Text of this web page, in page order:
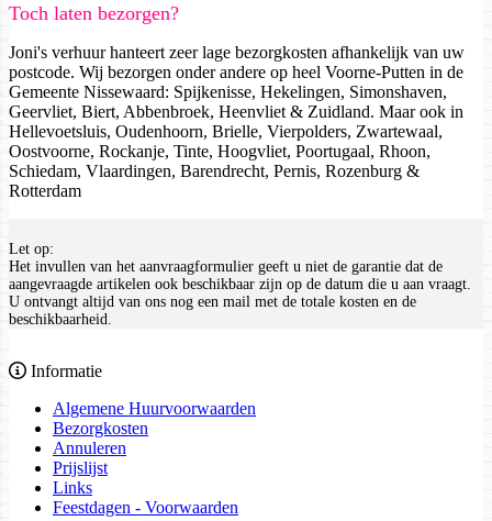
Toch laten bezorgen?
Joni's verhuur hanteert zeer lage bezorgkosten afhankelijk van uw
postcode. Wij bezorgen onder andere op heel Voorne-Putten in de
Gemeente Nissewaard: Spijkenisse, Hekelingen, Simonshaven,
Geervliet, Biert, Abbenbroek, Heenvliet & Zuidland. Maar ook in
Hellevoetsluis, Oudenhoorn, Brielle, Vierpolders, Zwartewaal,
Oostvoorne, Rockanje, Tinte, Hoogvliet, Poortugaal, Rhoon,
Schiedam, Vlaardingen, Barendrecht, Pernis, Rozenburg &
Rotterdam
Let op:
Het invullen van het aanvraagformulier geeft u niet de garantie dat de
aangevraagde artikelen ook beschikbaar zijn op de datum die u aan vraagt.
U ontvangt altijd van ons nog een mail met de totale kosten en de
beschikbaarheid.
Informatie
Algemene Huurvoorwaarden
Bezorgkosten
Annuleren
Prijslijst
Links
Feestdagen - Voorwaarden